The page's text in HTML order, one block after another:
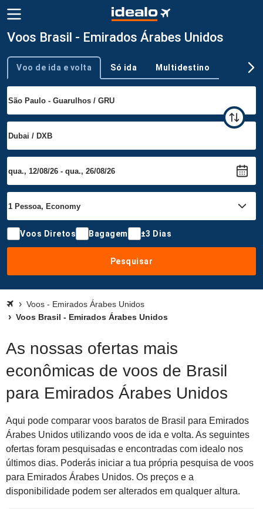
Voos Brasil - Emirados Árabes Unidos
Tipo de viagem
Voo de ida e volta Só ida Multidestino
Voos Diretos Bagagem ±3 Dias
Pesquisar
Voos - Emirados Árabes Unidos
Voos Brasil - Emirados Árabes Unidos
As nossas ofertas mais
econômicas de voos de Brasil
para Emirados Árabes Unidos
Aqui pode comparar voos baratos de Brasil para Emirados
Árabes Unidos utilizando voos de ida e volta. As seguintes
ofertas foram pesquisadas e encontradas com idealo nos
últimos dias. Poderás iniciar a tua própria pesquisa de voos
para Emirados Árabes Unidos. Os preços e a
disponibilidade podem ser alterados em qualquer altura.